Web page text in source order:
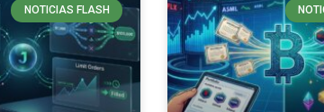
NOTICIAS FLASH